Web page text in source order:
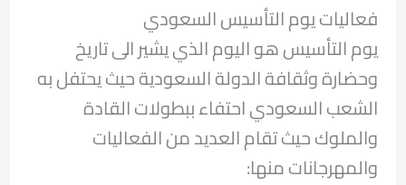
فعاليات يوم التأسيس السعودي
يوم التأسيس هو اليوم الذي يشير الى تاريخ
وحضارة وثقافة الدولة السعودية حيث يحتفل به
الشعب السعودي احتفاء ببطولات القادة
والملوك حيث تقام العديد من الفعاليات
والمهرجانات منها: